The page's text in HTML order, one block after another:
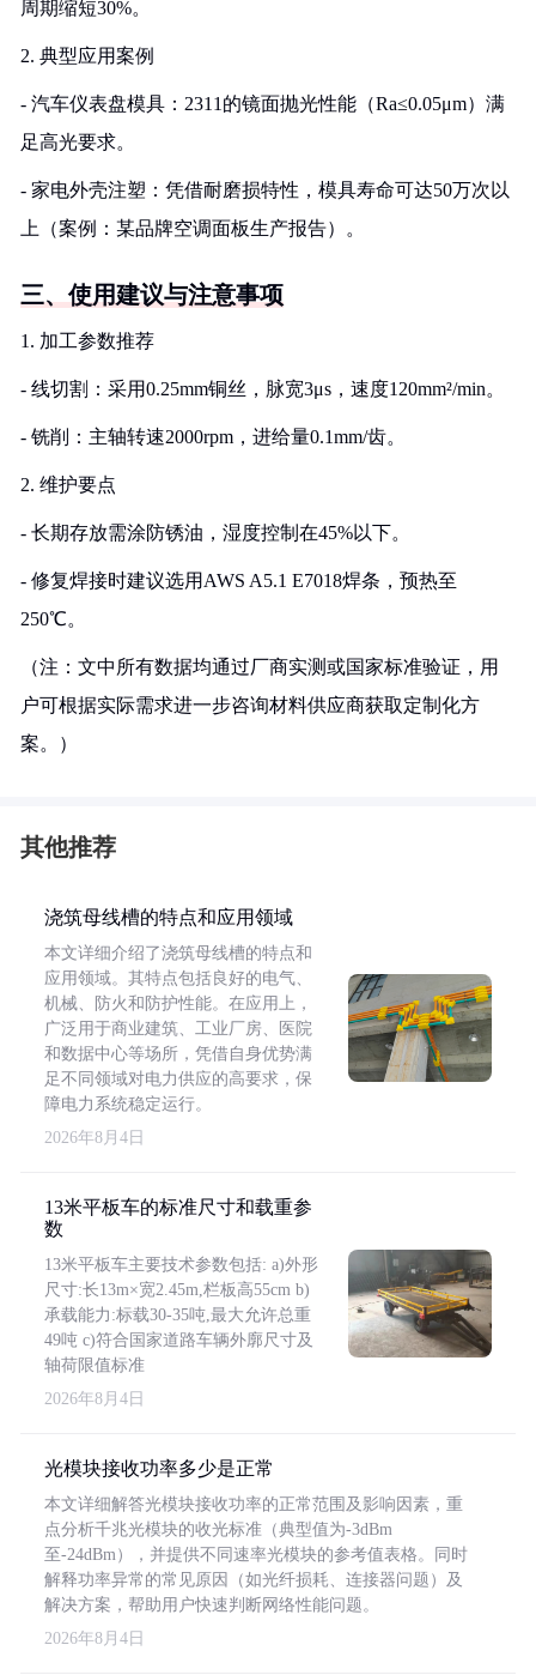
周期缩短30%。
2. 典型应用案例
- 汽车仪表盘模具：2311的镜面抛光性能（Ra≤0.05μm）满
足高光要求。
- 家电外壳注塑：凭借耐磨损特性，模具寿命可达50万次以
上（案例：某品牌空调面板生产报告）。
三、使用建议与注意事项
1. 加工参数推荐
- 线切割：采用0.25mm铜丝，脉宽3μs，速度120mm²/min。
- 铣削：主轴转速2000rpm，进给量0.1mm/齿。
2. 维护要点
- 长期存放需涂防锈油，湿度控制在45%以下。
- 修复焊接时建议选用AWS A5.1 E7018焊条，预热至
250℃。
（注：文中所有数据均通过厂商实测或国家标准验证，用
户可根据实际需求进一步咨询材料供应商获取定制化方
案。）
其他推荐
浇筑母线槽的特点和应用领域
本文详细介绍了浇筑母线槽的特点和
应用领域。其特点包括良好的电气、
机械、防火和防护性能。在应用上，
广泛用于商业建筑、工业厂房、医院
和数据中心等场所，凭借自身优势满
足不同领域对电力供应的高要求，保
障电力系统稳定运行。
2026年8月4日
13米平板车的标准尺寸和载重参
数
13米平板车主要技术参数包括: a)外形
尺寸:长13m×宽2.45m,栏板高55cm b)
承载能力:标载30-35吨,最大允许总重
49吨 c)符合国家道路车辆外廓尺寸及
轴荷限值标准
2026年8月4日
光模块接收功率多少是正常
本文详细解答光模块接收功率的正常范围及影响因素，重
点分析千兆光模块的收光标准（典型值为-3dBm
至-24dBm），并提供不同速率光模块的参考值表格。同时
解释功率异常的常见原因（如光纤损耗、连接器问题）及
解决方案，帮助用户快速判断网络性能问题。
2026年8月4日